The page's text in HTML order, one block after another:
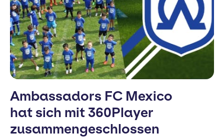
Ambassadors FC Mexico
hat sich mit 360Player
zusammengeschlossen